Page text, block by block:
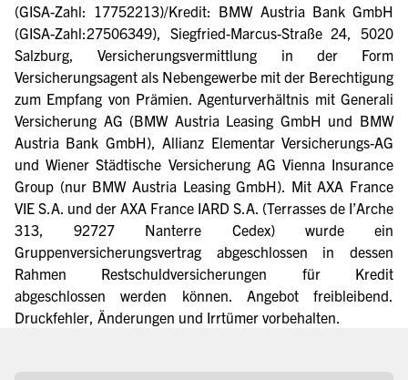
(GISA-Zahl: 17752213)/Kredit: BMW Austria Bank GmbH
(GISA-Zahl:27506349), Siegfried-Marcus-Straße 24, 5020
Salzburg, Versicherungsvermittlung in der Form
Versicherungsagent als Nebengewerbe mit der Berechtigung
zum Empfang von Prämien. Agenturverhältnis mit Generali
Versicherung AG (BMW Austria Leasing GmbH und BMW
Austria Bank GmbH), Allianz Elementar Versicherungs-AG
und Wiener Städtische Versicherung AG Vienna Insurance
Group (nur BMW Austria Leasing GmbH). Mit AXA France
VIE S.A. und der AXA France IARD S.A. (Terrasses de I’Arche
313, 92727 Nanterre Cedex) wurde ein
Gruppenversicherungsvertrag abgeschlossen in dessen
Rahmen Restschuldversicherungen für Kredit
abgeschlossen werden können. Angebot freibleibend.
Druckfehler, Änderungen und Irrtümer vorbehalten.